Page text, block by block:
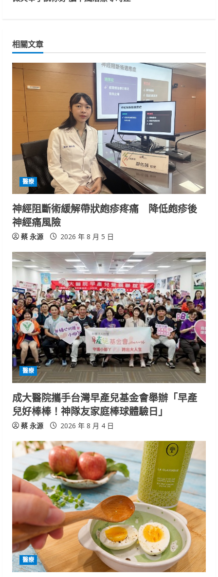
n
u
d
i
n
g
相關文章
醫療
神經阻斷術緩解帶狀皰疹疼痛 降低皰疹後
神經痛風險
蔡 永源 2026 年 8 月 5 日
醫療
成大醫院攜手台灣早產兒基金會舉辦「早產
兒好棒棒！神隊友家庭棒球體驗日」
蔡 永源 2026 年 8 月 4 日
醫療